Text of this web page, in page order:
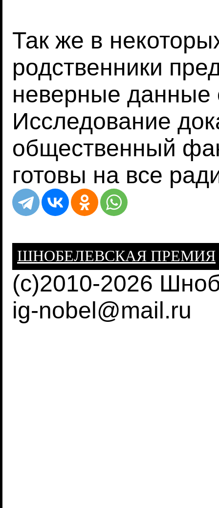
Так же в
родственники
неверные данные
Исследование
общественный
готовы на все
ШНОБЕЛЕВСКАЯ ПРЕМИЯ
(c)2010-2026
ig-nobel@mail.ru